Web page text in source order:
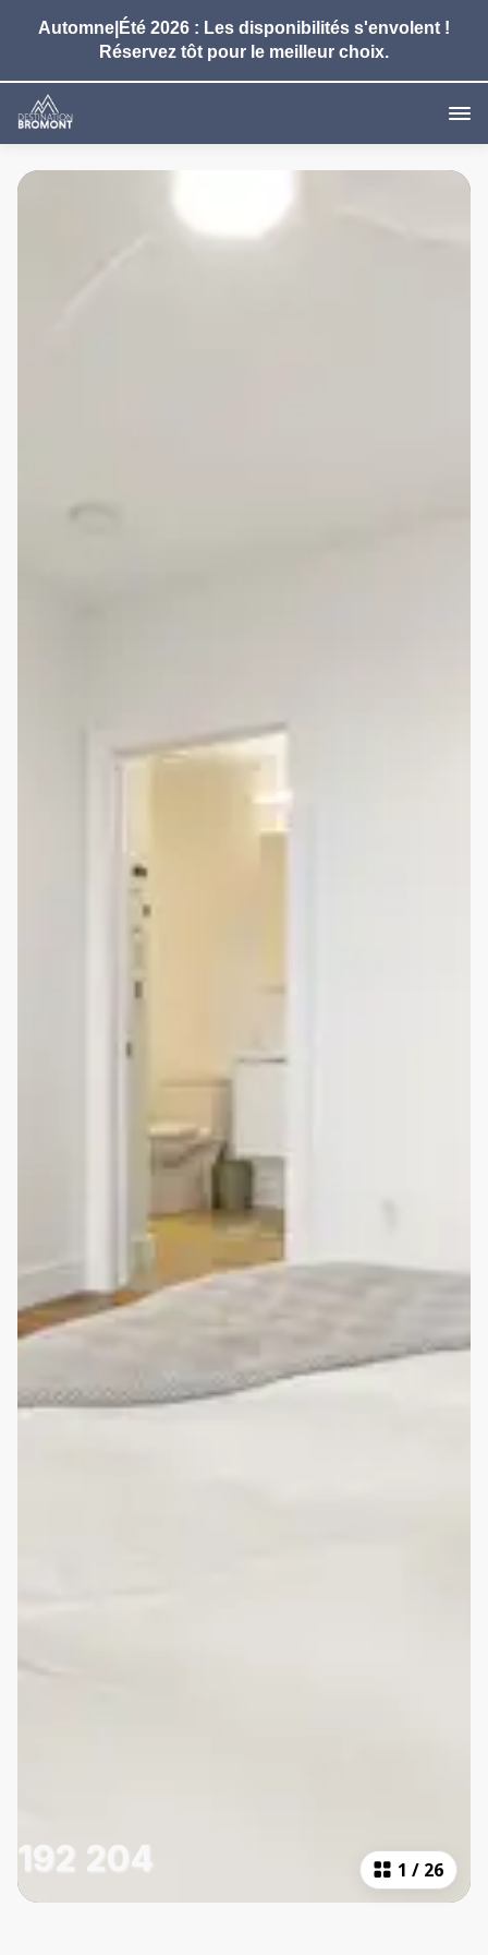
Automne|Été 2026 : Les disponibilités s'envolent !
Réservez tôt pour le meilleur choix.
1 / 26
192 204